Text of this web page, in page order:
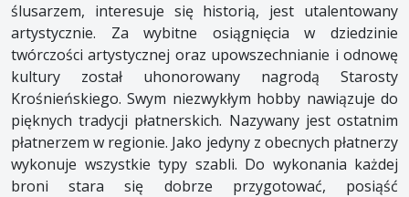
ślusarzem, interesuje się historią, jest utalentowany
artystycznie. Za wybitne osiągnięcia w dziedzinie
twórczości artystycznej oraz upowszechnianie i odnowę
kultury został uhonorowany nagrodą Starosty
Krośnieńskiego. Swym niezwykłym hobby nawiązuje do
pięknych tradycji płatnerskich. Nazywany jest ostatnim
płatnerzem w regionie. Jako jedyny z obecnych płatnerzy
wykonuje wszystkie typy szabli. Do wykonania każdej
broni stara się dobrze przygotować, posiąść